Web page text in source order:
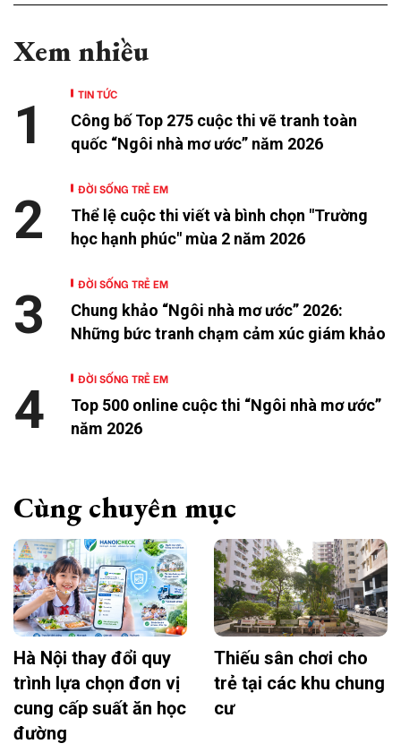
Xem nhiều
TIN TỨC
Công bố Top 275 cuộc thi vẽ tranh toàn
quốc “Ngôi nhà mơ ước” năm 2026
1
ĐỜI SỐNG TRẺ EM
Thể lệ cuộc thi viết và bình chọn "Trường
học hạnh phúc" mùa 2 năm 2026
2
ĐỜI SỐNG TRẺ EM
Chung khảo “Ngôi nhà mơ ước” 2026:
Những bức tranh chạm cảm xúc giám khảo
3
ĐỜI SỐNG TRẺ EM
Top 500 online cuộc thi “Ngôi nhà mơ ước”
năm 2026
4
Cùng chuyên mục
Hà Nội thay đổi quy
trình lựa chọn đơn vị
cung cấp suất ăn học
đường
Thiếu sân chơi cho
trẻ tại các khu chung
cư